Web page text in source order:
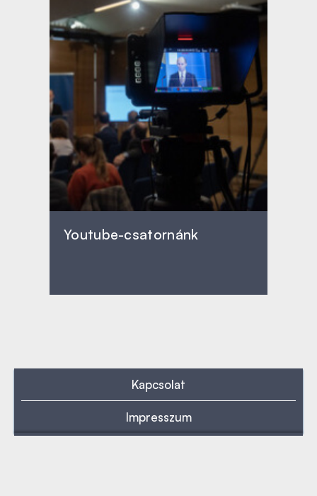
Youtube-csatornánk
Kapcsolat
Impresszum